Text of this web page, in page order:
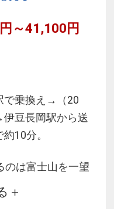
～41,100円
で乗換え→（20
豆長岡駅から送
10分。
のは富士山を一望
をのんびりと過ご